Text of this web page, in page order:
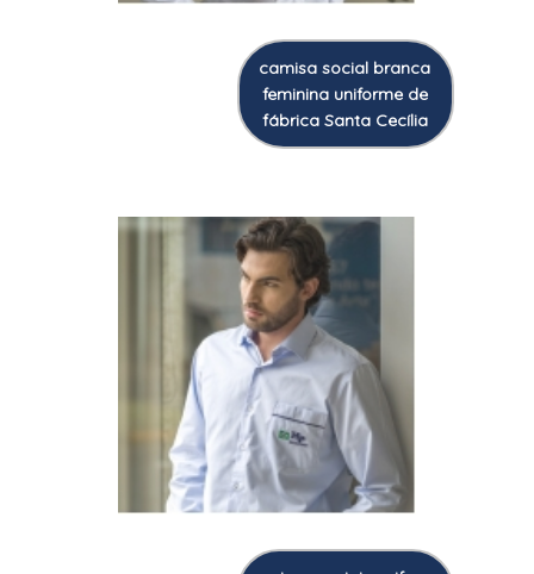
camisa social branca
feminina uniforme de
fábrica Santa Cecília